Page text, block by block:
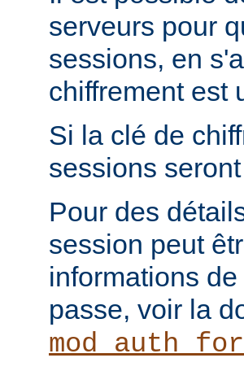
serveurs pour
sessions, en
chiffrement est
Si la clé de
sessions
Pour des
session peut
informations
passe, voir la